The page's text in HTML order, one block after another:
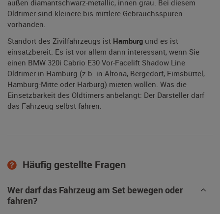
außen diamantschwarz-metallic, innen grau. Bei diesem
Oldtimer sind kleinere bis mittlere Gebrauchsspuren
vorhanden.
Standort des Zivilfahrzeugs ist Hamburg und es ist
einsatzbereit. Es ist vor allem dann interessant, wenn Sie
einen BMW 320i Cabrio E30 Vor-Facelift Shadow Line
Oldtimer in Hamburg (z.b. in Altona, Bergedorf, Eimsbüttel,
Hamburg-Mitte oder Harburg) mieten wollen. Was die
Einsetzbarkeit des Oldtimers anbelangt: Der Darsteller darf
das Fahrzeug selbst fahren.
Häufig gestellte Fragen
Wer darf das Fahrzeug am Set bewegen oder
fahren?